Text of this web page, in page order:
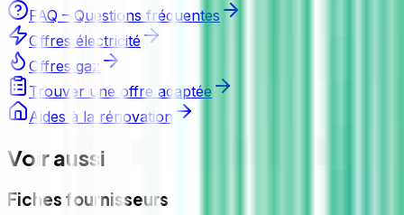
FAQ – Questions fréquentes
Offres électricité
Offres gaz
Trouver une offre adaptée
Aides à la rénovation
Voir aussi
Fiches fournisseurs